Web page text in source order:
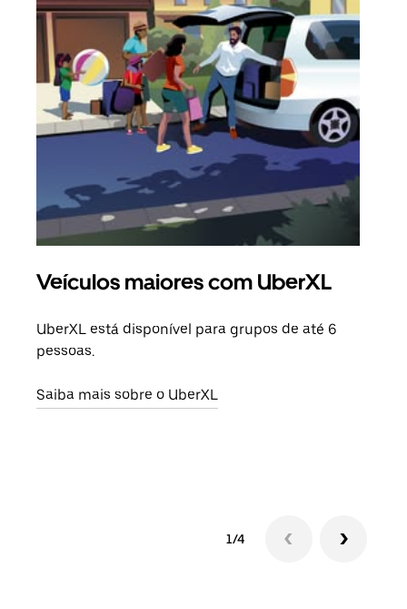
Veículos maiores com UberXL
UberXL está disponível para grupos de até 6
pessoas.
Saiba mais sobre o UberXL
1/4